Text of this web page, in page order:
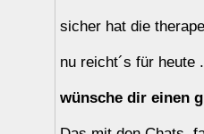
sicher hat die
nu reicht´s für heute
wünsche dir einen